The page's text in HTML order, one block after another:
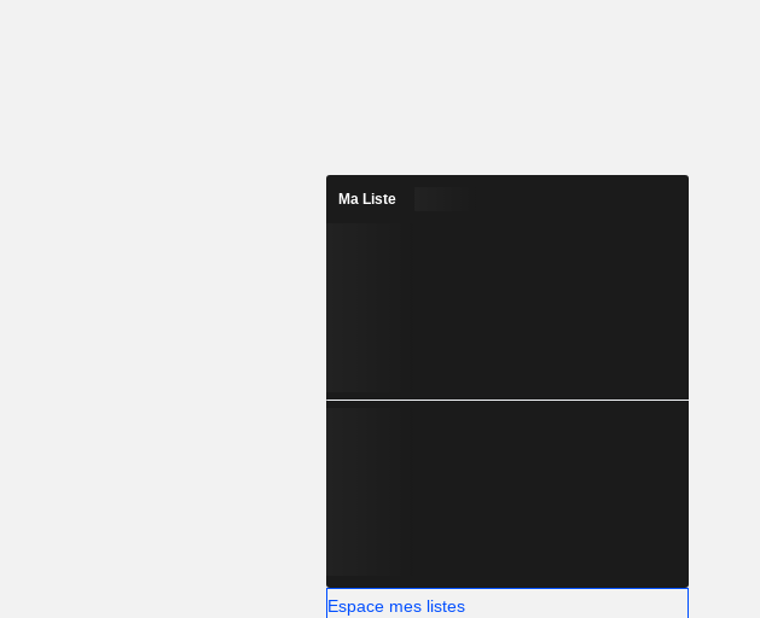
Ma Liste
Espace mes listes